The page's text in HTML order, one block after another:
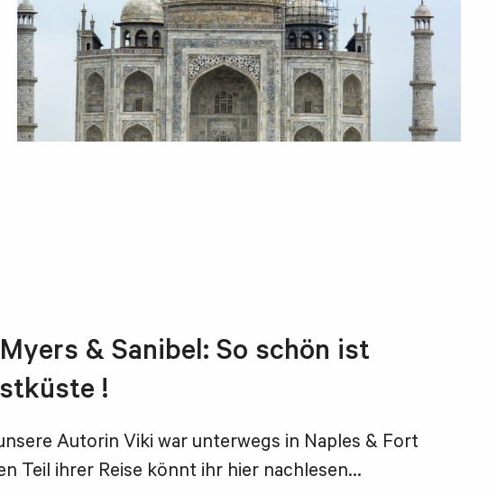
& Sanibel: So schön ist
!
Autorin Viki war unterwegs in Naples & Fort
Teil ihrer Reise könnt ihr hier nachlesen...